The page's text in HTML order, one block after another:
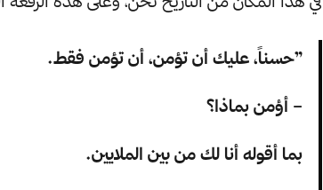
”حسناً، عليك أن تؤمن، أن تؤمن فقط.
– أؤمن بماذا؟
بما أقوله أنا لك من بين الملايين.